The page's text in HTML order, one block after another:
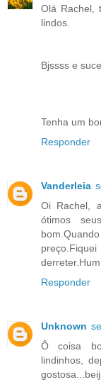
Olá Rachel,
lindos.
Bjssss e
Tenha um
Responder
Vanderleia
Oi Rachel,
ótimos
Responder
Unknown
Ô coisa
lindinhos,